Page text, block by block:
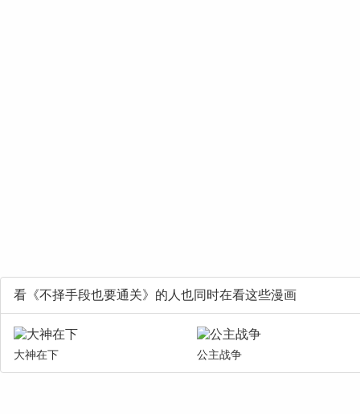
看《不择手段也要通关》的人也同时在看这些漫画
大神在下 公主战争